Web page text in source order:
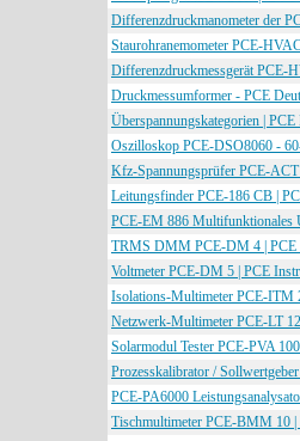
Differenzdruckmanometer der
Staurohranemometer PCE-
Differenzdruckmessgerät PCE-
Druckmessumformer - PCE
Überspannungskategorien | PCE
Oszilloskop PCE-DSO8060 -
Kfz-Spannungsprüfer PCE-
Leitungsfinder PCE-186 CB |
PCE-EM 886 Multifunktionales
TRMS DMM PCE-DM 4 | PCE
Voltmeter PCE-DM 5 | PCE
Isolations-Multimeter PCE-ITM
Netzwerk-Multimeter PCE-LT
Solarmodul Tester PCE-PVA
Prozesskalibrator /
PCE-PA6000
Tischmultimeter PCE-BMM 10 |